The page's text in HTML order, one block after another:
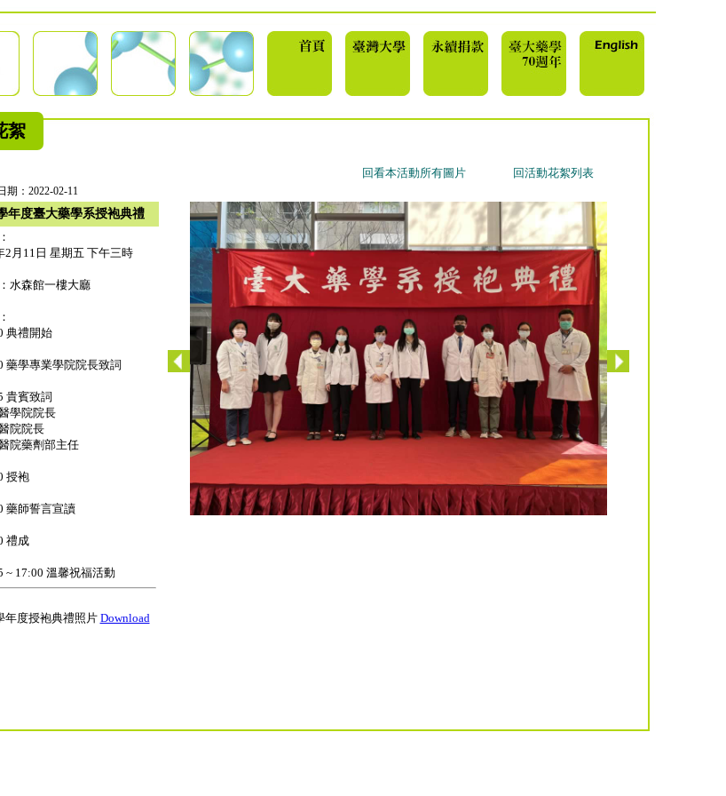
絮
回看本活動所有圖片 回活動花絮列表
期：2022-02-11
年度臺大藥學系授袍典禮
2月11日 星期五 下午三時
水森館一樓大廳
典禮開始
藥學專業學院院長致詞
貴賓致詞
學院院長
院院長
院藥劑部主任
授袍
藥師誓言宣讀
禮成
~ 17:00 溫馨祝福活動
年度授袍典禮照片 Download